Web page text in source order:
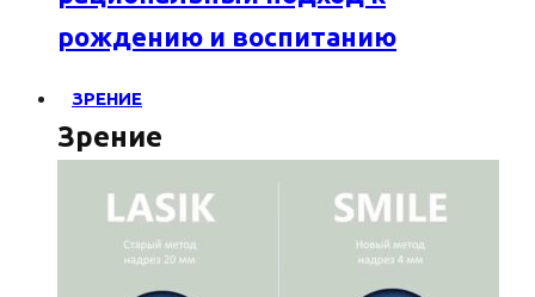
рождению и воспитанию
ЗРЕНИЕ
Зрение